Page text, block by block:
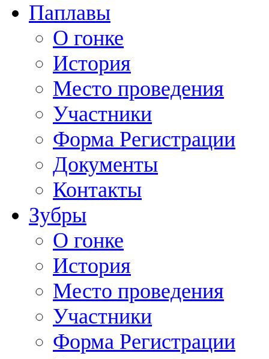
Паплавы
О гонке
История
Место проведения
Участники
Форма Регистрации
Документы
Контакты
Зубры
О гонке
История
Место проведения
Участники
Форма Регистрации